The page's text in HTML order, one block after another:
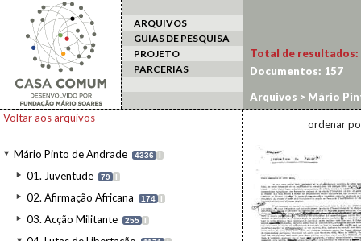
ARQUIVOS
GUIAS DE PESQUISA
PROJETO
PARCERIAS
Voltar aos arquivos
Mário Pinto de Andrade 4336 I
01. Juventude 79 I
02. Afirmação Africana 174 I
03. Acção Militante 255 I
Total de resultados:
Documentos: 157
Arquivos > Mário
>Textos de Amílcar
ordenar